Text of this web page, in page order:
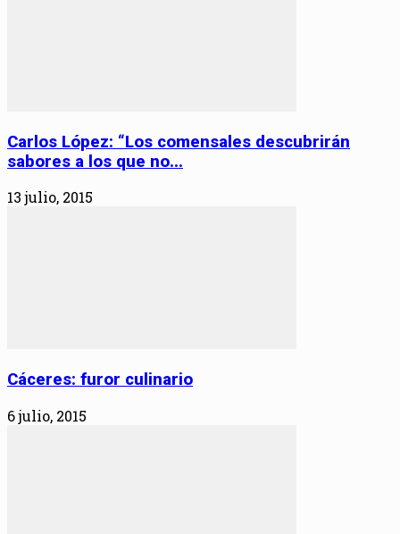
Carlos López: “Los comensales descubrirán
sabores a los que no...
13 julio, 2015
Cáceres: furor culinario
6 julio, 2015